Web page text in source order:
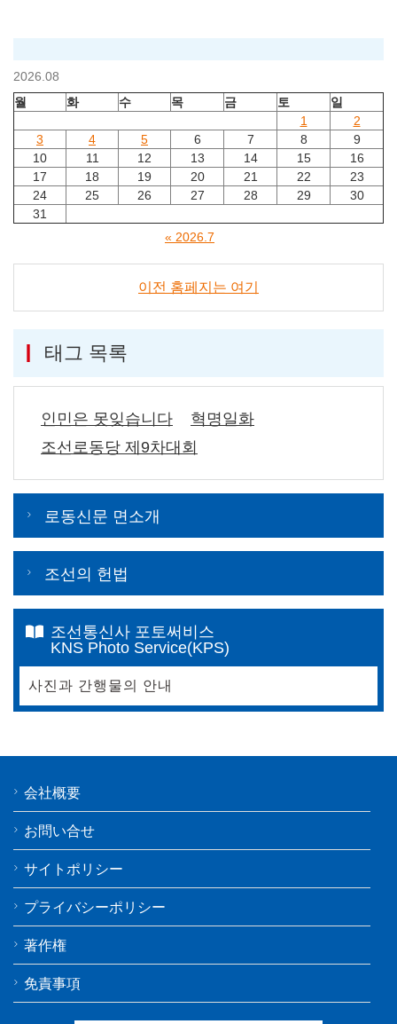
2026.08
월
화 수 목 금 토
일
1
2
3
4 5 6 7 8
9
10
11 12 13 14 15
16
17
18 19 20 21 22
23
24
25 26 27 28 29
30
31
« 2026.7
이전 홈페지는 여기
태그 목록
인민은 못잊습니다
혁명일화
조선로동당 제9차대회
로동신문 면소개
조선의 헌법
조선통신사 포토써비스
KNS Photo Service(KPS)
사진과 간행물의 안내
会社概要
お問い合せ
サイトポリシー
プライバシーポリシー
著作権
免責事項